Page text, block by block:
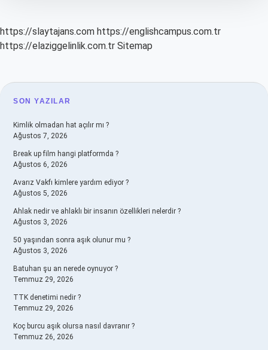
https://slaytajans.com https://englishcampus.com.tr
https://elaziggelinlik.com.tr Sitemap
SIDEBAR
SON YAZILAR
Kimlik olmadan hat açılır mı ?
Ağustos 7, 2026
Break up film hangi platformda ?
Ağustos 6, 2026
Avarız Vakfı kimlere yardım ediyor ?
Ağustos 5, 2026
Ahlak nedir ve ahlaklı bir insanın özellikleri nelerdir ?
Ağustos 3, 2026
50 yaşından sonra aşık olunur mu ?
Ağustos 3, 2026
Batuhan şu an nerede oynuyor ?
Temmuz 29, 2026
TTK denetimi nedir ?
Temmuz 29, 2026
Koç burcu aşık olursa nasıl davranır ?
Temmuz 26, 2026